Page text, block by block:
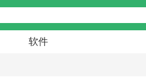
软件